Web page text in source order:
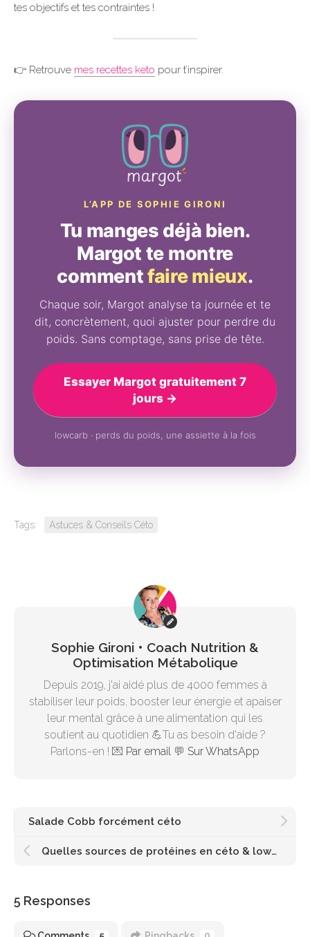
tes objectifs et tes contraintes !
👉 Retrouve mes recettes keto pour t’inspirer.
L’APP DE SOPHIE GIRONI
Tu manges déjà bien.
Margot te montre
commentfaire mieux.
Chaque soir, Margot analyse ta journée et te
dit, concrètement, quoi ajuster pour perdre du
poids. Sans comptage, sans prise de tête.
Essayer Margot gratuitement 7
jours →
lowcarb · perds du poids, une assiette à la fois
Tags: Astuces & Conseils Céto
Sophie Gironi • Coach Nutrition &
Optimisation Métabolique
Depuis 2019, j'ai aidé plus de 4000 femmes à
stabiliser leur poids, booster leur énergie et apaiser
leur mental grâce à une alimentation qui les
soutient au quotidien 💪Tu as besoin d'aide ?
Parlons-en ! 💌 Par email 💬 Sur WhatsApp
Salade Cobb forcément céto
Quelles sources de protéines en céto & lowcarb ?
5 Responses